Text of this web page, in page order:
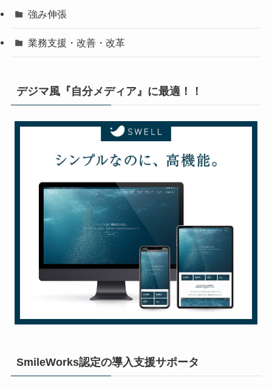
強み伸張
業務支援・改善・改革
デジマ風『自分メディア』に最適！！
SmileWorks認定の導入支援サポータ